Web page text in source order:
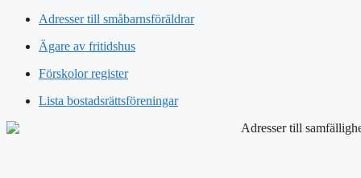
Adresser till småbarnsföräldrar
Ägare av fritidshus
Förskolor register
Lista bostadsrättsföreningar